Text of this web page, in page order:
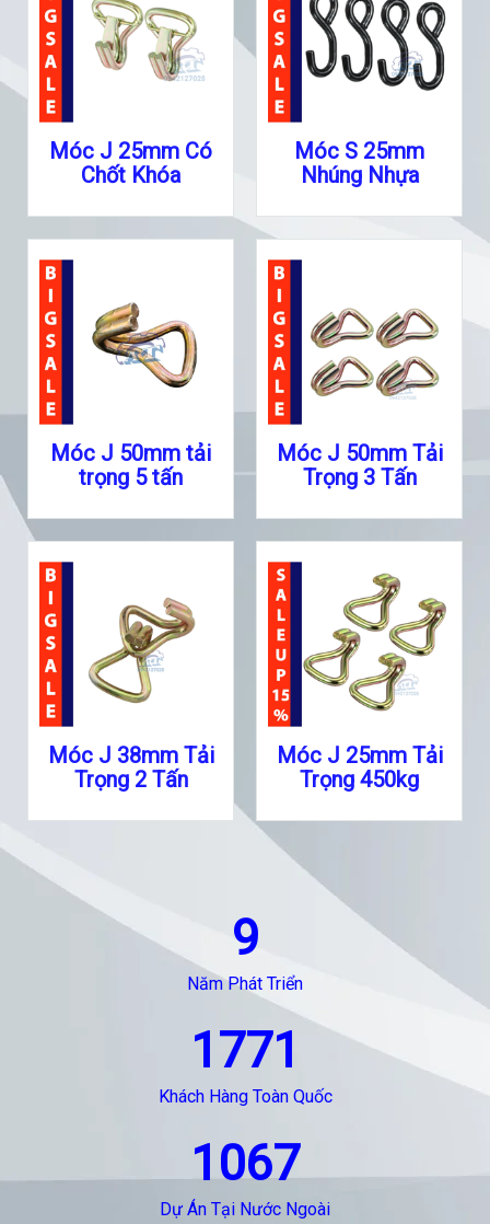
Móc J 25mm Có
Chốt Khóa
Móc S 25mm
Nhúng Nhựa
Móc J 50mm tải
trọng 5 tấn
Móc J 50mm Tải
Trọng 3 Tấn
Móc J 38mm Tải
Trọng 2 Tấn
Móc J 25mm Tải
Trọng 450kg
9
Năm Phát Triển
1771
Khách Hàng Toàn Quốc
1067
Dự Án Tại Nước Ngoài